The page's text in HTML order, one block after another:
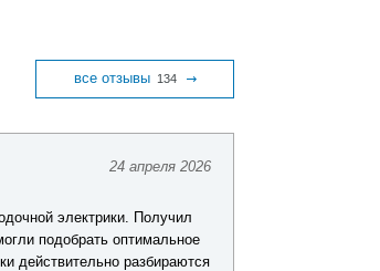
24 апреля 2026
Получил
оптимальное
разбираются
Делаю покупки в Фарватере
и то, что практически
заказывал снасти и
все отзывы 134